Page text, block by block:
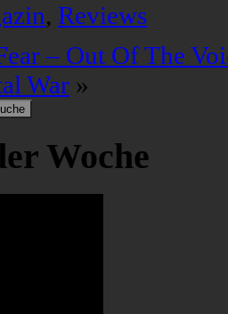
, Reviews
– Out Of The
War »
Woche